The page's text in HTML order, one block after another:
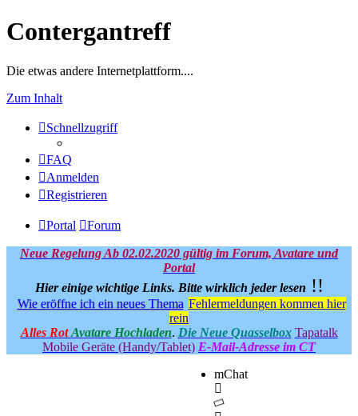
Contergantreff
Die etwas andere Internetplattform....
Zum Inhalt
Schnellzugriff
FAQ
Anmelden
Registrieren
Portal Forum
Neue Regelung Ab 02.02.2020 gültig im Forum, Avatare und
Portal
Hier einige wichtige Links. Bitte wirklich jeder lesen !!
Wie eröffne ich ein neues Thema Fehlermeldungen kommen hier
rein
Alles Rot Avatare Hochladen. Die Neue Quasselbox Tapatalk
Mobile Geräte (Handy/Tablet) E-Mail-Adresse im CT
mChat